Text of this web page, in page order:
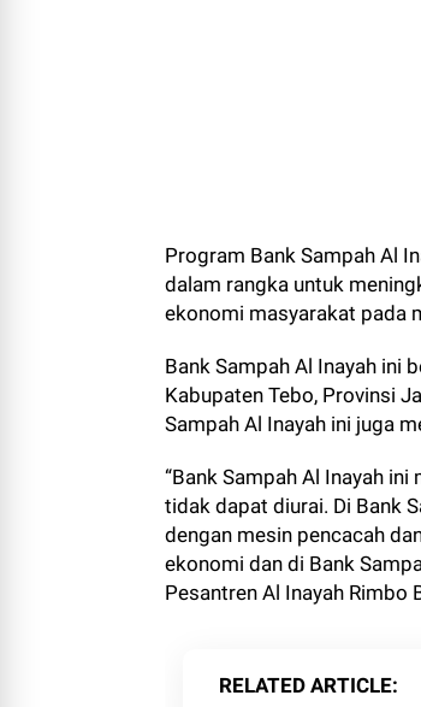
Program Bank Sampah Al
dalam rangka untuk
ekonomi masyarakat pada
Bank Sampah Al Inayah ini
Kabupaten Tebo, Provinsi
Sampah Al Inayah ini juga
“Bank Sampah Al Inayah
tidak dapat diurai. Di Bank
dengan mesin pencacah
ekonomi dan di Bank
Pesantren Al Inayah
RELATED ARTICLE